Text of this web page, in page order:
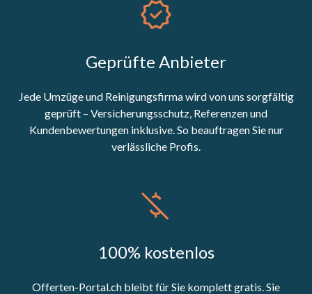
Geprüfte Anbieter
Jede Umzüge und Reinigungsfirma wird von uns sorgfältig
geprüft – Versicherungsschutz, Referenzen und
Kundenbewertungen inklusive. So beauftragen Sie nur
verlässliche Profis.
100% kostenlos
Offerten-Portal.ch bleibt für Sie komplett gratis. Sie